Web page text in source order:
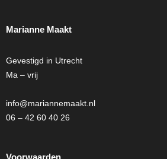
Marianne Maakt
Gevestigd in Utrecht
Ma – vrij
info@mariannemaakt.nl
06 – 42 60 40 26
Voorwaarden